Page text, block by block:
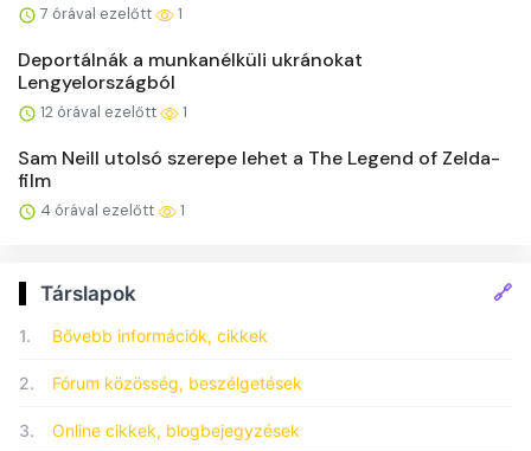
7 órával ezelőtt 1
Deportálnák a munkanélküli ukránokat
Lengyelországból
12 órával ezelőtt 1
Sam Neill utolsó szerepe lehet a The Legend of Zelda-
film
4 órával ezelőtt 1
Társlapok 🔗
1. Bővebb információk, cikkek
2. Fórum közösség, beszélgetések
3. Online cikkek, blogbejegyzések